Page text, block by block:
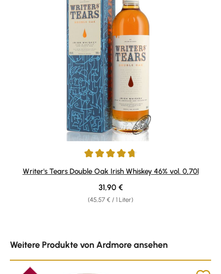
Durchschnittliche Bewertung von 4.69 von 5 Sternen
Writer's Tears Double Oak Irish Whiskey 46% vol. 0,70l
(45,57 € / 1 Liter)
Regulärer Preis:
31,90 €
Weitere Produkte von Ardmore ansehen